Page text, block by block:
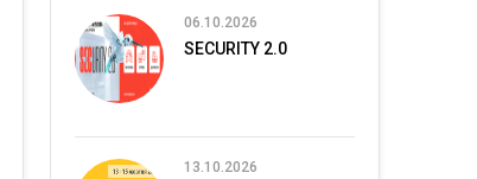
06.10.2026
SECURITY 2.0
13.10.2026